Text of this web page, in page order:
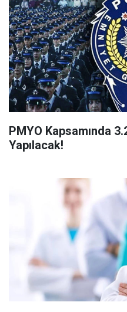
PMYO Kapsamında
Yapılacak!